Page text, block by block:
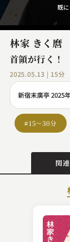
既
林家 きく麿
首領が行く！
2025.05.13 | 15分
新宿末廣亭 2025
#15～30分
関